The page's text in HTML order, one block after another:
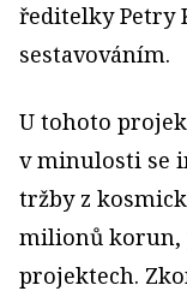
ředitelky Petry
sestavováním.
U tohoto
v minulosti se
tržby z
milionů korun,
projektech.